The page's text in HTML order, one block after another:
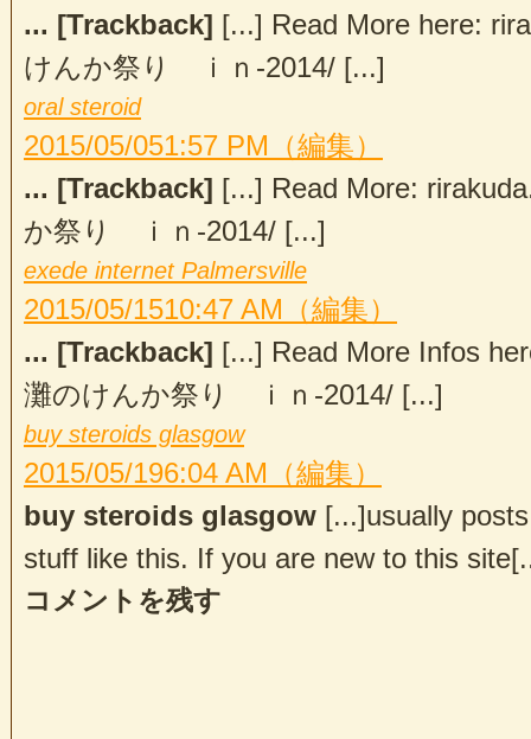
... [Trackback] [...] Read More here:
けんか祭り ｉｎ-2014/ [...]
oral steroid
2015/05/051:57 PM （編集）
... [Trackback] [...] Read More:
か祭り ｉｎ-2014/ [...]
exede internet Palmersville
2015/05/1510:47 AM （編集）
... [Trackback] [...] Read More Infos
灘のけんか祭り ｉｎ-2014/ [...]
buy steroids glasgow
2015/05/196:04 AM （編集）
buy steroids glasgow [...]usually
stuff like this. If you are new to this
コメントを残す